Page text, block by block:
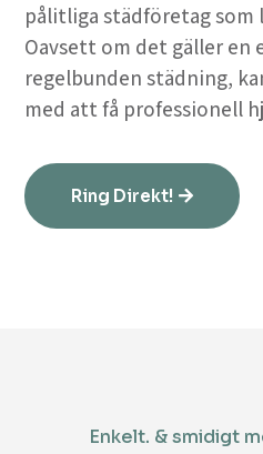
pålitliga städföretag som
Oavsett om det gäller en
regelbunden städning,
med att få professionell
Ring Direkt!
Enkelt. & smidigt